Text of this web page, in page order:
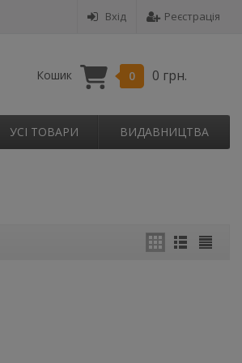
Вхід Реєстрація
Кошик 0 0 грн.
УСІ ТОВАРИ ВИДАВНИЦТВА